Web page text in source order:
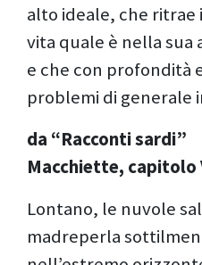
alto ideale, che
vita quale è nella sua
e che con profondità
problemi di generale
da “Racconti sardi”
Macchiette, capitolo
Lontano, le nuvole
madreperla